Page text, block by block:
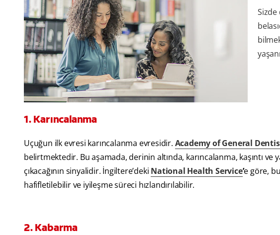
Sizde
1. Karıncalanma
Uçuğun ilk evresi karıncalanma evresidir. Academy of General
belirtmektedir. Bu aşamada, derinin altında, karıncalanma, kaşıntı
çıkacağının sinyalidir. İngiltere’deki National Health Service’e göre,
hafifletilebilir ve iyileşme süreci hızlandırılabilir.
2. Kabarma